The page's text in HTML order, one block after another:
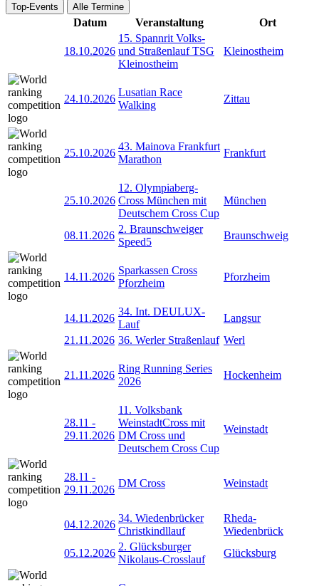
Top-Events
Alle Termine
Datum Veranstaltung Ort
18.10.2026
15. Spannrit Volks-
und Straßenlauf TSG
Kleinostheim
Kleinostheim
24.10.2026
Lusatian Race
Walking
Zittau
25.10.2026
43. Mainova Frankfurt
Marathon
Frankfurt
25.10.2026
12. Olympiaberg-
Cross München mit
Deutschem Cross Cup
München
08.11.2026
2. Braunschweiger
Speed5
Braunschweig
14.11.2026
Sparkassen Cross
Pforzheim
Pforzheim
14.11.2026
34. Int. DEULUX-
Lauf
Langsur
21.11.2026 36. Werler Straßenlauf Werl
21.11.2026
Ring Running Series
2026
Hockenheim
28.11 -
29.11.2026
11. Volksbank
WeinstadtCross mit
DM Cross und
Deutschem Cross Cup
Weinstadt
28.11 -
29.11.2026
DM Cross Weinstadt
04.12.2026
34. Wiedenbrücker
Christkindllauf
Rheda-
Wiedenbrück
05.12.2026
2. Glücksburger
Nikolaus-Crosslauf
Glücksburg